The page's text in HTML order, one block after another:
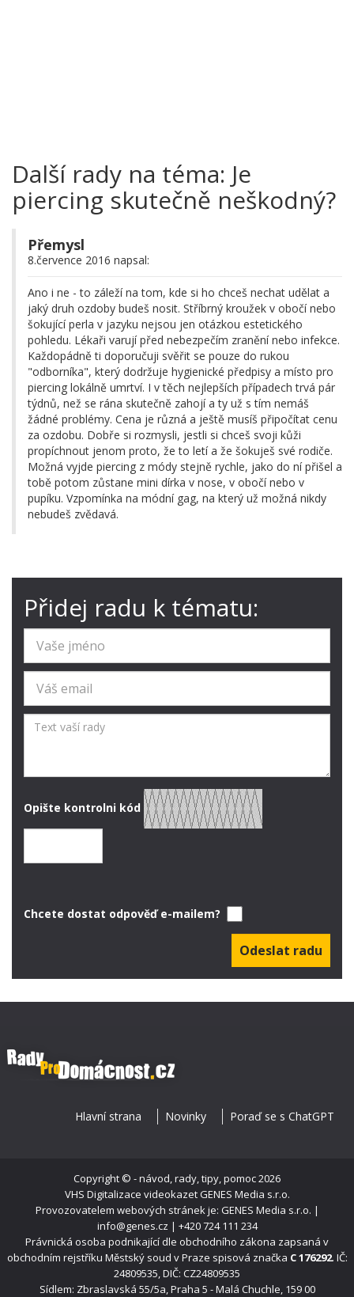
Další rady na téma: Je
piercing skutečně neškodný?
Přemysl
8.července 2016 napsal:
Ano i ne - to záleží na tom, kde si ho chceš nechat udělat a
jaký druh ozdoby budeš nosit. Stříbrný kroužek v obočí nebo
šokující perla v jazyku nejsou jen otázkou estetického
pohledu. Lékaři varují před nebezpečím zranění nebo infekce.
Každopádně ti doporučuji svěřit se pouze do rukou
"odborníka", který dodržuje hygienické předpisy a místo pro
piercing lokálně umrtví. I v těch nejlepších případech trvá pár
týdnů, než se rána skutečně zahojí a ty už s tím nemáš
žádné problémy. Cena je různá a ještě musíš připočítat cenu
za ozdobu. Dobře si rozmysli, jestli si chceš svoji kůži
propíchnout jenom proto, že to letí a že šokuješ své rodiče.
Možná vyjde piercing z módy stejně rychle, jako do ní přišel a
tobě potom zůstane mini dírka v nose, v obočí nebo v
pupíku. Vzpomínka na módní gag, na který už možná nikdy
nebudeš zvědavá.
Přidej radu k tématu:
Opište kontrolni kód
Chcete dostat odpověď e-mailem?
Hlavní strana Novinky Poraď se s ChatGPT
Copyright © - návod, rady, tipy, pomoc2026
VHS Digitalizace videokazetGENES Media s.r.o.
Provozovatelem webových stránek je: GENES Media s.r.o. |
info@genes.cz | +420 724 111 234
Právnická osoba podnikající dle obchodního zákona zapsaná v
obchodním rejstříku Městský soud v Praze spisová značka C 176292. IČ:
24809535, DIČ: CZ24809535
Sídlem: Zbraslavská 55/5a, Praha 5 - Malá Chuchle, 159 00